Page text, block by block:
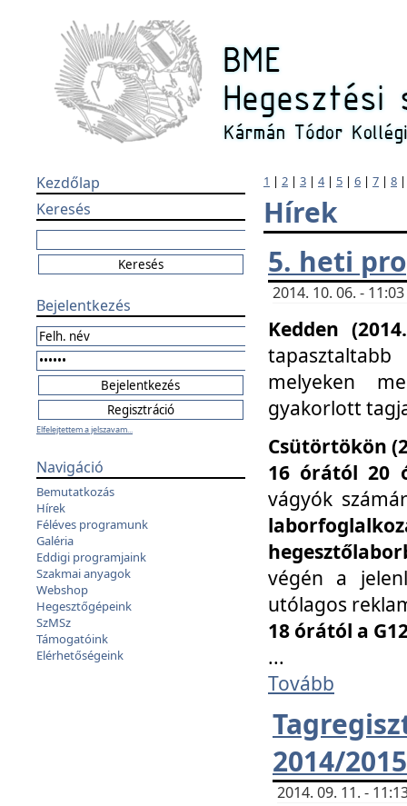
Kezdőlap
Keresés
Bejelentkezés
Elfelejtettem a jelszavam...
Navigáció
Bemutatkozás
Hírek
Féléves programunk
Galéria
Eddigi programjaink
Szakmai anyagok
Webshop
Hegesztőgépeink
SzMSz
Támogatóink
Elérhetőségeink
1 | 2 | 3 | 4| 5 | 6 | 7 | 8
Hírek
5. heti
2014. 10. 06. -
Kedden
melyeken
gyakorlott
Csütörtökön
16 órától 20
vágyók
végén a
utólagos
18 órától a
...
Tovább
2014/
2014. 09. 11. -